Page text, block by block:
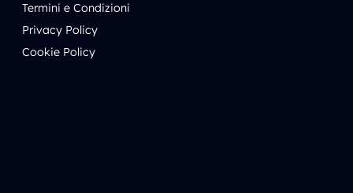
Termini e Condizioni
Privacy Policy
Cookie Policy